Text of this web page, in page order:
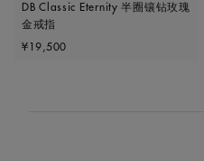
DB Classic Eternity 半圈镶钻玫瑰
金戒指
Original price
¥19,500